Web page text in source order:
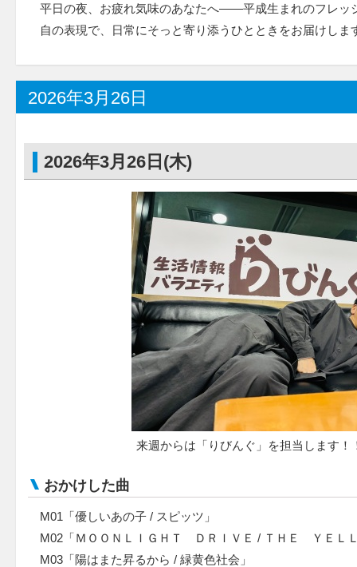
平日の夜、お疲れ気味のあなたへ——平成生まれのフレッ
自の表現で、日常にそっと寄り添うひとときをお届けしま
2026年3月26日
2026年3月26日(木)
来週からは「りびんぐ」を担当します！
おかけした曲
M01「優しいあの子 / スピッツ」
M02「ＭＯＯＮＬＩＧＨＴ ＤＲＩＶＥ / ＴＨＥ ＹＥＬ
M03「陽はまた昇るから / 緑黄色社会」